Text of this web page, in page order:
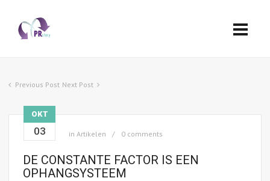
Previous Post Next Post
OKT
03 in Artikelen 0 comments
DE CONSTANTE FACTOR IS EEN
OPHANGSYSTEEM